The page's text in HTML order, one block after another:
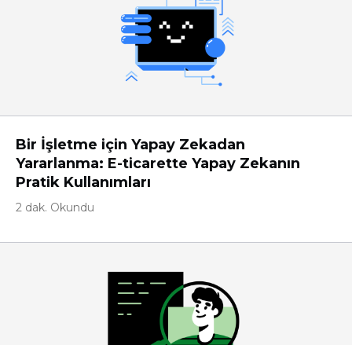
Bir İşletme için Yapay Zekadan
Yararlanma: E-ticarette Yapay Zekanın
Pratik Kullanımları
2 dak. Okundu